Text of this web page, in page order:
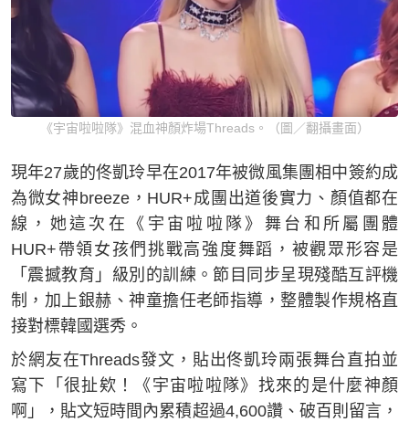
《宇宙啦啦隊》混血神顏炸場Threads。（圖／翻攝畫面）
現年27歲的佟凱玲早在2017年被微風集團相中簽約成
為微女神breeze，HUR+成團出道後實力、顏值都在
線，她這次在《宇宙啦啦隊》舞台和所屬團體
HUR+帶領女孩們挑戰高強度舞蹈，被觀眾形容是
「震撼教育」級別的訓練。節目同步呈現殘酷互評機
制，加上銀赫、神童擔任老師指導，整體製作規格直
接對標韓國選秀。
於網友在Threads發文，貼出佟凱玲兩張舞台直拍並
寫下「很扯欸！《宇宙啦啦隊》找來的是什麼神顏
啊」，貼文短時間內累積超過4,600讚、破百則留言，